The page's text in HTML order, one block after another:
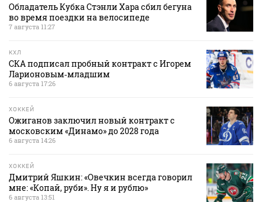
Обладатель Кубка Стэнли Хара сбил бегуна
во время поездки на велосипеде
7 августа 11:27
КХЛ
СКА подписал пробный контракт с Игорем
Ларионовым‑младшим
6 августа 17:26
ХОККЕЙ
Ожиганов заключил новый контракт с
московским «Динамо» до 2028 года
6 августа 14:26
ХОККЕЙ
Дмитрий Яшкин: «Овечкин всегда говорил
мне: «Копай, руби». Ну я и рублю»
6 августа 13:51